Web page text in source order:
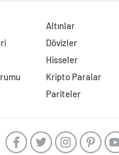
Altınlar
Dövizler
Hisseler
Kripto Paralar
Pariteler